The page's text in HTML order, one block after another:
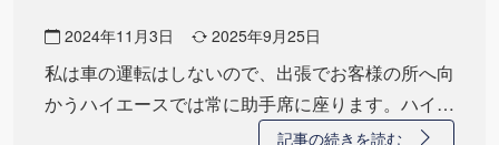
2024年11月3日 2025年9月25日
私は車の運転はしないので、出張でお客様の所へ向
かうハイエースでは常に助手席に座ります。ハイエ
記事の続きを読む